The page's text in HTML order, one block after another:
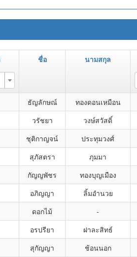
ชื่อ นามสกุล
ธัญลักษณ์ ทองดอนเหมือน
วรัชยา วงษ์สวัสดิ์
ชุติกาญจน์ ประทุมวงศ์
สุภัสตรา ภุมมา
กัญญพัชร ทองบุญเมือง
อภิญญา ลิ้มอำนวย
ดอกไม้ -
อรปรียา ฝาละสิทธ์
สุกัญญา ช้อนนอก